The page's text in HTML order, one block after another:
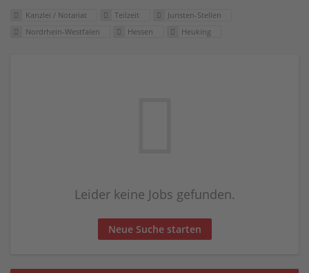
Kanzlei / Notariat Teilzeit
Juristen-Stellen
Nordrhein-Westfalen
Hessen Heuking
Leider keine Jobs gefunden.
Neue Suche starten